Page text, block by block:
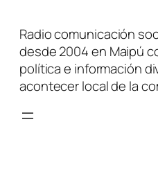
Radio comunicación
desde 2004 en Maipú
política e información
acontecer local de la